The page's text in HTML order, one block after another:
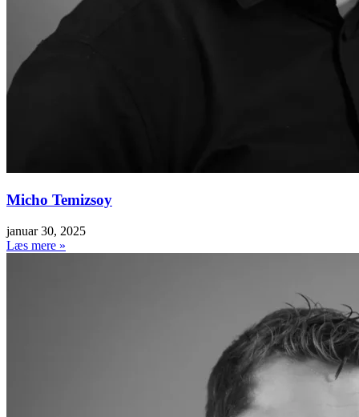
Micho Temizsoy
januar 30, 2025
Læs mere »